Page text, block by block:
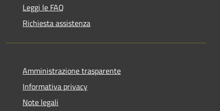
Leggi le FAQ
Richiesta assistenza
Amministrazione trasparente
Informativa privacy
Note legali